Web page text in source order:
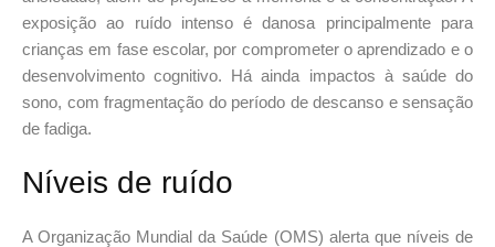
exposição ao ruído intenso é danosa principalmente para
crianças em fase escolar, por comprometer o aprendizado e o
desenvolvimento cognitivo. Há ainda impactos à saúde do
sono, com fragmentação do período de descanso e sensação
de fadiga.
Níveis de ruído
A Organização Mundial da Saúde (OMS) alerta que níveis de